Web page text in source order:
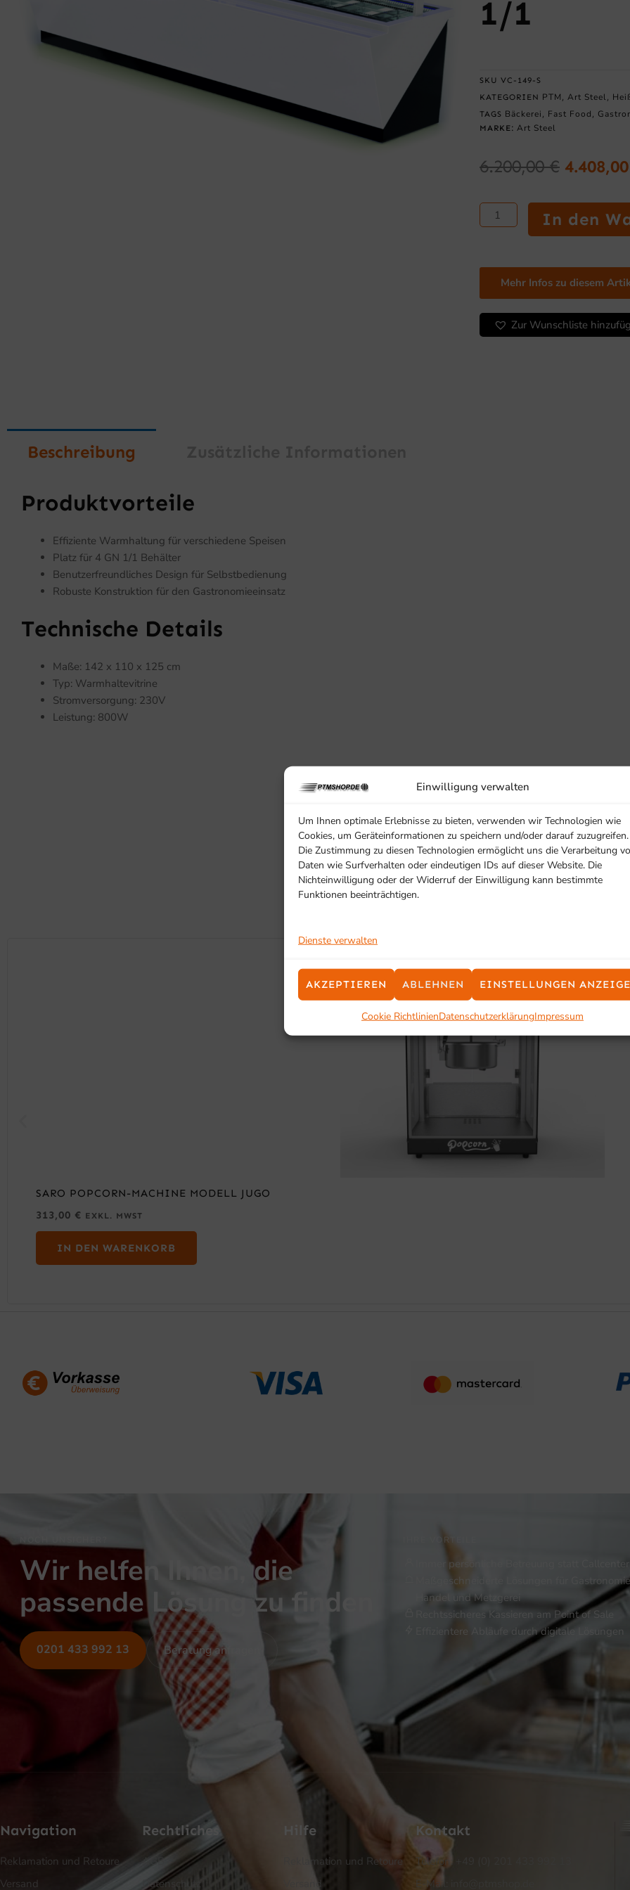
Einwilligung verwalten
Um Ihnen optimale Erlebnisse zu bieten, verwenden wir Technologien wie
Cookies, um Geräteinformationen zu speichern und/oder darauf zuzugreifen.
Die Zustimmung zu diesen Technologien ermöglicht uns die Verarbeitung
Daten wie Surfverhalten oder eindeutigen IDs auf dieser Website. Die
Nichteinwilligung oder der Widerruf der Einwilligung kann bestimmte
Funktionen beeinträchtigen.
Dienste verwalten
AKZEPTIEREN ABLEHNEN EINSTELLUNGEN
Cookie RichtlinienDatenschutzerklärungImpressum
1/1
SKU VC-149-S
KATEGORIEN PTM , Art Steel ,
TAGS Bäckerei , Fast Food ,
MARKE: Art Steel
6.200,00€
war:
Beheizte
Selbstbedienungs-
Warmhaltevitrine
142
110
125
In den
Mehr Infos zu diesem
Zur Wunschliste
Beschreibung
Produktvorteile
Effiziente Warmhaltung für verschiedene Speisen
Platz für 4 GN 1/1 Behälter
Benutzerfreundliches Design für Selbstbedienung
Robuste Konstruktion für den Gastronomieeinsatz
Technische Details
Maße: 142 x 110 x 125 cm
Typ: Warmhaltevitrine
Stromversorgung: 230V
Leistung: 800W
SCHON GESEHEN?
Ähnliche Produkte
SARO POPCORN-MACHINE MODELL JUGO
313,00 € EXKL. MWST
IN DEN WARENKORB
Wir helfen Ihnen, die
passende Lösung zu finden
0201 433 992 13 Beratung anfragen
IHRE VORTEILE
Immer persönliche Betreuung statt Callcenter
Maßgeschneiderte Lösungen für
Handel und Metzgerei
Rechtssicheres Kassieren am Point of Sale
Effizientere Abläufe durch digitale Lösungen
Navigation
Reklamation und Retoure
Versand
Rechtliches
AGB
Datenschutz
Hilfe
Reklamation und Retoure
Versand
Kontakt
Telefon: +49 (0) 201 433 992 13
E-Mail: info@ptmshop.de